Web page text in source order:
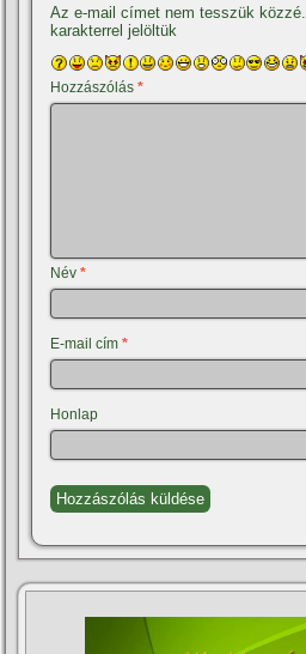
Az e-mail címet nem tesszük közzé.
karakterrel jelöltük
Hozzászólás*
Név*
E-mail cím*
Honlap